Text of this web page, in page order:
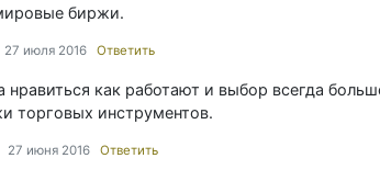
биржи.
27 июля 2016 Ответить
нравиться как работают и выбор всегда
торговых инструментов.
27 июня 2016 Ответить